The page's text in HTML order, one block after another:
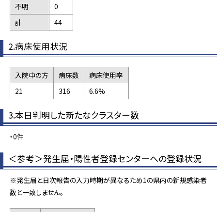
不明
0
計
44
2.病床使用状況
入院中の方 病床数
病床使用率
21
316 6.6%
3.本日判明した新たなクラスター数
・0件
＜参考＞発生届・陽性者登録センターへの登録状況
※発生届と日次報告の入力時期が異なるため1の県内の新規感染者
数と一致しません。